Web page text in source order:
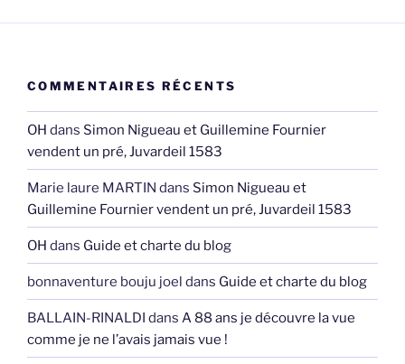
COMMENTAIRES RÉCENTS
OH dans Simon Nigueau et Guillemine Fournier
vendent un pré, Juvardeil 1583
Marie laure MARTIN dans Simon Nigueau et
Guillemine Fournier vendent un pré, Juvardeil 1583
OH dans Guide et charte du blog
bonnaventure bouju joel dans Guide et charte du blog
BALLAIN-RINALDI dans A 88 ans je découvre la vue
comme je ne l’avais jamais vue !